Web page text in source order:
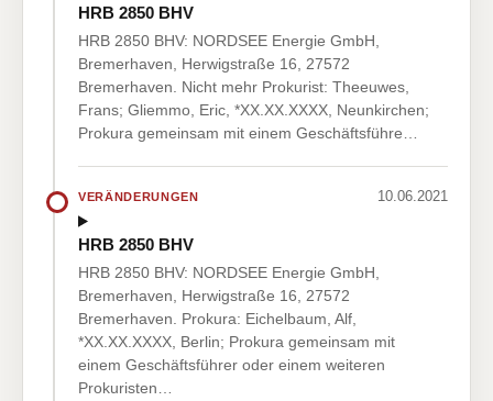
HRB 2850 BHV
HRB 2850 BHV: NORDSEE Energie GmbH,
Bremerhaven, Herwigstraße 16, 27572
Bremerhaven. Nicht mehr Prokurist: Theeuwes,
Frans; Gliemmo, Eric, *XX.XX.XXXX, Neunkirchen;
Prokura gemeinsam mit einem Geschäftsführe…
VERÄNDERUNGEN 10.06.2021
HRB 2850 BHV
HRB 2850 BHV: NORDSEE Energie GmbH,
Bremerhaven, Herwigstraße 16, 27572
Bremerhaven. Prokura: Eichelbaum, Alf,
*XX.XX.XXXX, Berlin; Prokura gemeinsam mit
einem Geschäftsführer oder einem weiteren
Prokuristen…